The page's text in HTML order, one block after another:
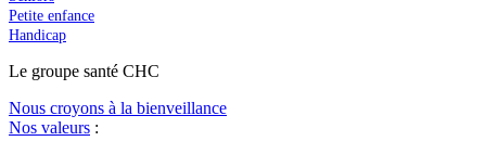
Petite enfance
Handicap
Le groupe santé CHC
Nous croyons à la bienveillance
Nos valeurs :